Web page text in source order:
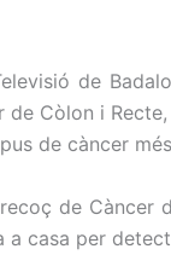
de
de Còlon i
de càncer
de Càncer
a casa per